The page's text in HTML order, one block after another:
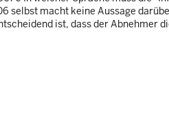
selbst macht keine Aussage
ist, dass der Abnehmer